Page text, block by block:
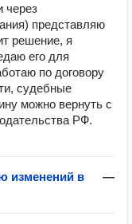
через
представляю
решение, я
его для
по договору
судебные
можно вернуть с
РФ.
изменений в
—